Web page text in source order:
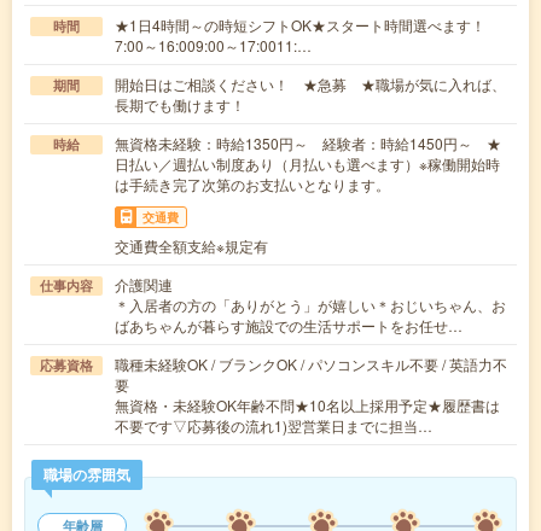
時間
★1日4時間～の時短シフトOK★スタート時間選べます！
7:00～16:009:00～17:0011:…
期間
開始日はご相談ください！ ★急募 ★職場が気に入れば、
長期でも働けます！
時給
無資格未経験：時給1350円～ 経験者：時給1450円～ ★
日払い／週払い制度あり（月払いも選べます）※稼働開始時
は手続き完了次第のお支払いとなります。
交通費
交通費全額支給※規定有
仕事内容
介護関連
＊入居者の方の「ありがとう」が嬉しい＊おじいちゃん、お
ばあちゃんが暮らす施設での生活サポートをお任せ…
応募資格
職種未経験OK / ブランクOK / パソコンスキル不要 / 英語力不
要
無資格・未経験OK年齢不問★10名以上採用予定★履歴書は
不要です▽応募後の流れ1)翌営業日までに担当…
職場の雰囲気
年齢層